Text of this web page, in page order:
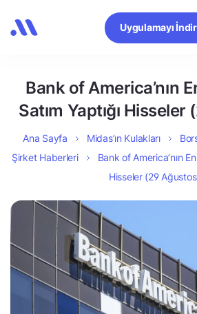
Uygulamayı İndir
Bank of America’nın
Satım Yaptığı
Ana Sayfa Midas’ın Kulakları
Şirket Haberleri
Bank of America’nın
Hisseler (29